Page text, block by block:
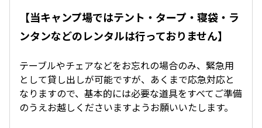
【当キャンプ場ではテント・​タープ・寝袋・ラ
ンタンなどのレンタルは行っておりません】
テーブルやチェアなどをお忘れの場合のみ、緊急用
として貸し出しが可能ですが、あくまで応急対応と
なりますので、基本的には必要な道具をすべてご準備
のうえお越しくださいますようお願いいたします。